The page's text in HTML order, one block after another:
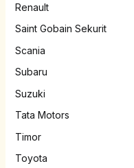
Renault
Saint Gobain Sekurit
Scania
Subaru
Suzuki
Tata Motors
Timor
Toyota